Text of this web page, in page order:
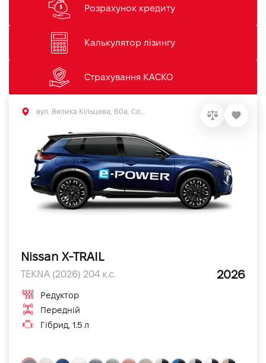
Розрахунок кредиту
Калькулятор лізингу
Страхування КАСКО
Nissan X-TRAIL
TEKNA (2026) 204 к.с. 2026
Редуктор
Передній
Гібрид, 1.5 л